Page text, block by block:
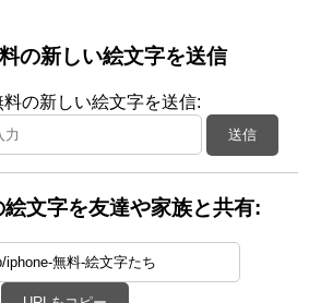
の新しい絵文字を送信
料の新しい絵文字を送信:
送信
文字を友達や家族と共有: